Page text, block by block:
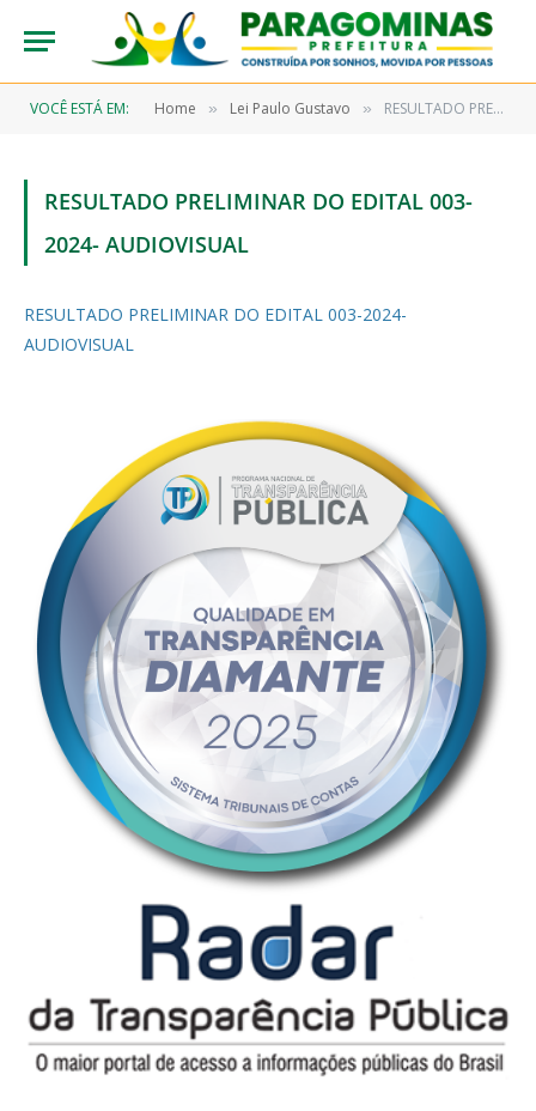
VOCÊ ESTÁ EM: Home » Lei Paulo Gustavo » RESULTADO PRELIMINAR DO EDITAL 003-2024- AUDIOVISUAL
RESULTADO PRELIMINAR DO EDITAL 003-
2024- AUDIOVISUAL
RESULTADO PRELIMINAR DO EDITAL 003-2024-
AUDIOVISUAL